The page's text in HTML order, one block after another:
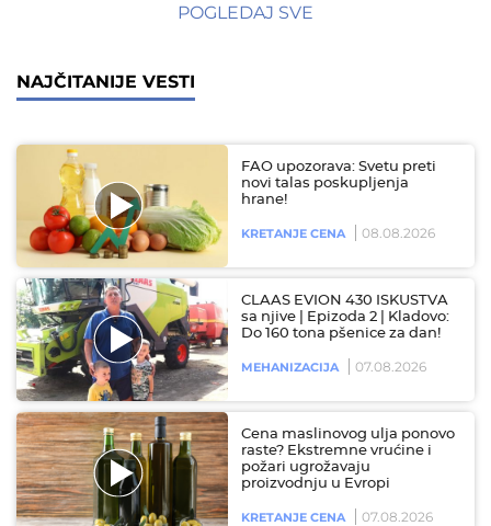
POGLEDAJ SVE
NAJČITANIJE VESTI
FAO upozorava: Svetu preti
novi talas poskupljenja
hrane!
KRETANJE CENA 08.08.2026
CLAAS EVION 430 ISKUSTVA
sa njive | Epizoda 2 | Kladovo:
Do 160 tona pšenice za dan!
MEHANIZACIJA 07.08.2026
Cena maslinovog ulja ponovo
raste? Ekstremne vrućine i
požari ugrožavaju
proizvodnju u Evropi
KRETANJE CENA 07.08.2026